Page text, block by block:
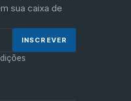
sua caixa de